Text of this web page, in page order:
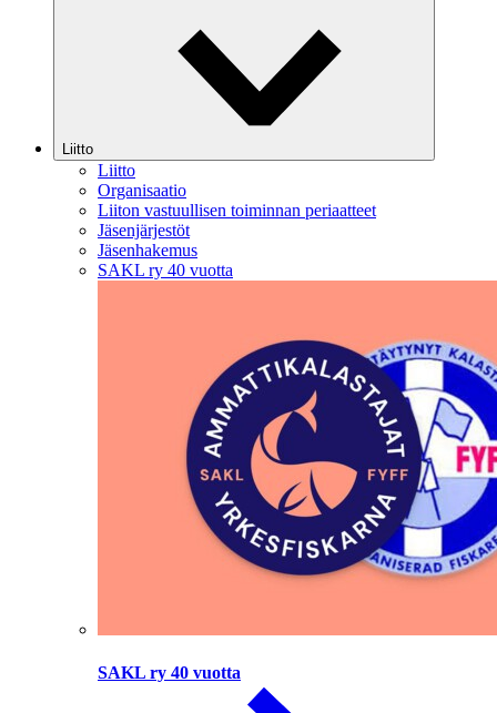
Liitto
Liitto
Organisaatio
Liiton vastuullisen toiminnan periaatteet
Jäsenjärjestöt
Jäsenhakemus
SAKL ry 40 vuotta
SAKL ry 40 vuotta